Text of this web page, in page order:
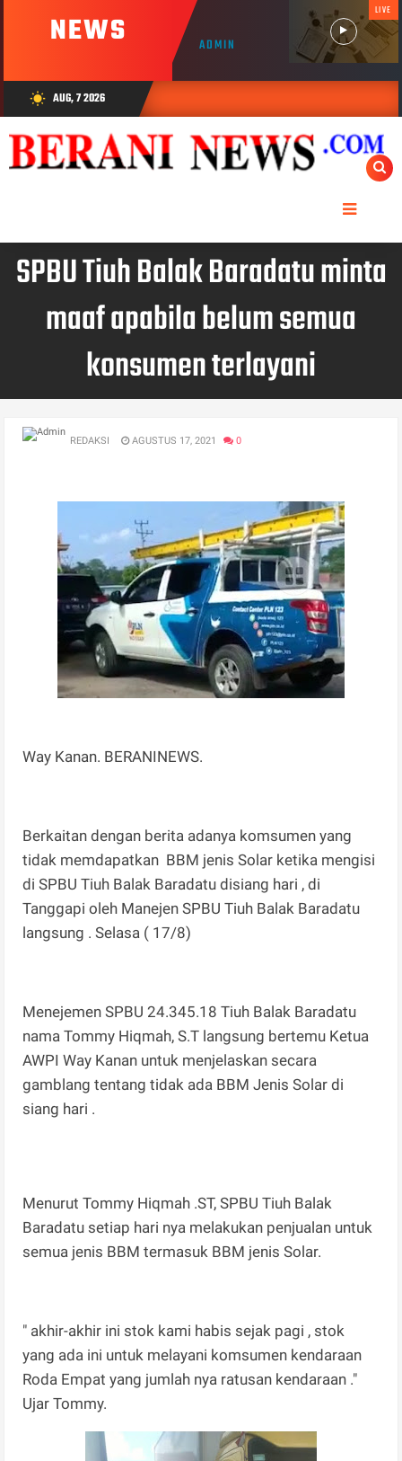
NEWS ADMIN
LIVE
wb_sunny AUG, 7 2026
SPBU Tiuh Balak Baradatu minta
maaf apabila belum semua
konsumen terlayani
REDAKSI AGUSTUS 17, 2021 0
Way Kanan. BERANINEWS.
Berkaitan dengan berita adanya komsumen yang
tidak memdapatkan BBM jenis Solar ketika mengisi
di SPBU Tiuh Balak Baradatu disiang hari , di
Tanggapi oleh Manejen SPBU Tiuh Balak Baradatu
langsung . Selasa ( 17/8)
Menejemen SPBU 24.345.18 Tiuh Balak Baradatu
nama Tommy Hiqmah, S.T langsung bertemu Ketua
AWPI Way Kanan untuk menjelaskan secara
gamblang tentang tidak ada BBM Jenis Solar di
siang hari .
Menurut Tommy Hiqmah .ST, SPBU Tiuh Balak
Baradatu setiap hari nya melakukan penjualan untuk
semua jenis BBM termasuk BBM jenis Solar.
" akhir-akhir ini stok kami habis sejak pagi , stok
yang ada ini untuk melayani komsumen kendaraan
Roda Empat yang jumlah nya ratusan kendaraan ."
Ujar Tommy.